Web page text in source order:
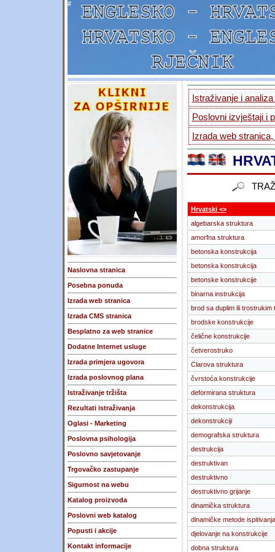
#
Naslovna stranica
Posebna ponuda
Izrada web stranica
Izrada CMS stranica
Besplatno za web stranice
Dodatne Internet usluge
Izrada primjera ugovora
Izrada poslovnog plana
Istraživanje tržišta
Rezultati istraživanja
Oglasi - Marketing
Poslovna psihologija
Poslovno savjetovanje
Trgovačko zastupanje
Sigurnost na webu
Katalog proizvoda
Poslovni web katalog
Popusti i akcije
Kontakt informacije
Istraživanje i
Poslovni izvještaji i
Izrada web
Hrvatski <>
algebarska struktura
amorfna struktura
betonska konstrukcija
betonska konstrukcija
betonske konstrukcije
binarna instrukcija
brod sa duplim ili trostrukim
brodske konstrukcije
čelične konstrukcije
četverostruko
Clarova struktura
čvrstoća konstrukcije
deformirana struktura
dekonstrukcija
dekonstrukciji
demografska struktura
destrukcija
destruktivan
destruktivno
destruktivno grijanje
dinamička struktura
dinamičke metode
djelovanje na konstrukcije
dobna struktura